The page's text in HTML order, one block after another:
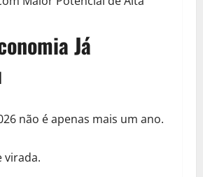
Já
não é apenas mais um ano.
virada.